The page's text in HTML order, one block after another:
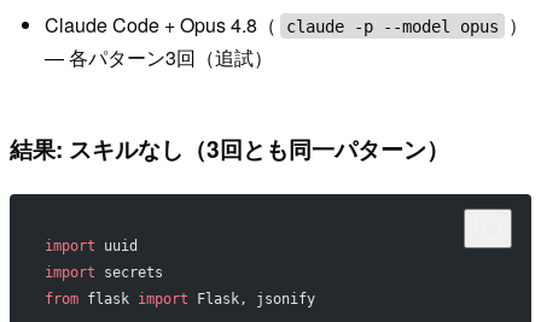
Claude Code + Opus 4.8（
claude -p --model opus
）
— 各パターン3回（追試）
結果: スキルなし（3回とも同一パターン）
import uuid
import secrets
from flask import Flask, jsonify